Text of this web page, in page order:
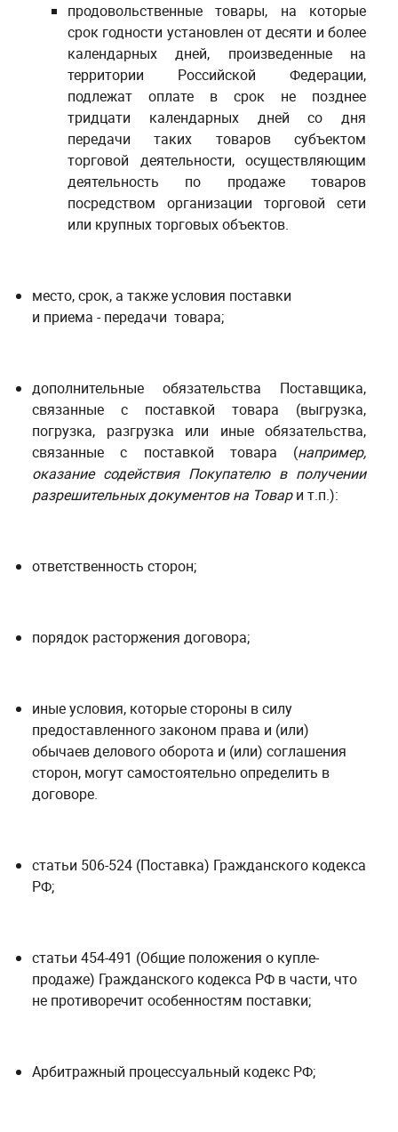
продовольственные товары, на которые
срок годности установлен от десяти и более
календарных дней, произведенные на
территории Российской Федерации,
подлежат оплате в срок не позднее
тридцати календарных дней со дня
передачи таких товаров субъектом
торговой деятельности, осуществляющим
деятельность по продаже товаров
посредством организации торговой сети
или крупных торговых объектов.
место, срок, а также условия поставки
и приема - передачи товара;
дополнительные обязательства Поставщика,
связанные с поставкой товара (выгрузка,
погрузка, разгрузка или иные обязательства,
связанные с поставкой товара (например,
оказание содействия Покупателю в получении
разрешительных документов на Товари т.п.):
ответственность сторон;
порядок расторжения договора;
иные условия, которые стороны в силу
предоставленного законом права и (или)
обычаев делового оборота и (или) соглашения
сторон, могут самостоятельно определить в
договоре.
статьи 506-524 (Поставка) Гражданского кодекса
РФ;
статьи 454-491 (Общие положения о купле-
продаже) Гражданского кодекса РФ в части, что
не противоречит особенностям поставки;
Арбитражный процессуальный кодекс РФ;